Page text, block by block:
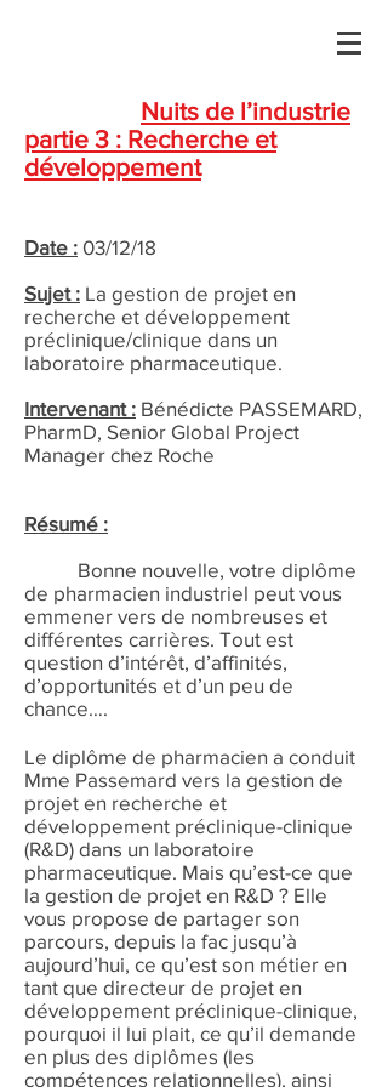
Nuits de l’industrie
partie 3 : Recherche et
développement
Date : 03/12/18
Sujet : La gestion de projet en
recherche et développement
préclinique/clinique dans un
laboratoire pharmaceutique.
Intervenant : Bénédicte PASSEMARD,
PharmD, Senior Global Project
Manager chez Roche
Résumé :
Bonne nouvelle, votre diplôme
de pharmacien industriel peut vous
emmener vers de nombreuses et
différentes carrières. Tout est
question d’intérêt, d’affinités,
d’opportunités et d’un peu de
chance….
Le diplôme de pharmacien a conduit
Mme Passemard vers la gestion de
projet en recherche et
développement préclinique-clinique
(R&D) dans un laboratoire
pharmaceutique. Mais qu’est-ce que
la gestion de projet en R&D ? Elle
vous propose de partager son
parcours, depuis la fac jusqu’à
aujourd’hui, ce qu’est son métier en
tant que directeur de projet en
développement préclinique-clinique,
pourquoi il lui plait, ce qu’il demande
en plus des diplômes (les
compétences relationnelles), ainsi